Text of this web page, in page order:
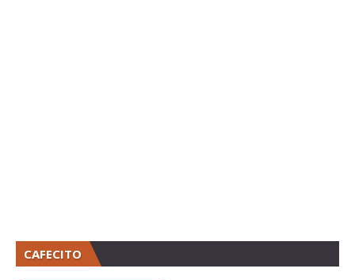
CAFECITO